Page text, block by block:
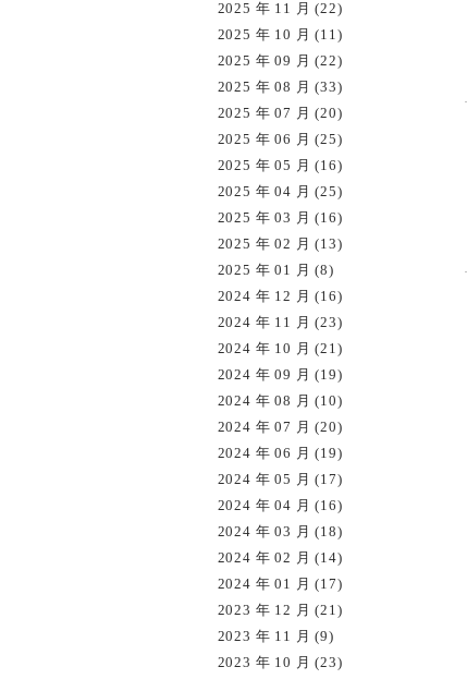
2025 年 11 月 (22)
2025 年 10 月 (11)
2025 年 09 月 (22)
2025 年 08 月 (33)
2025 年 07 月 (20)
2025 年 06 月 (25)
2025 年 05 月 (16)
2025 年 04 月 (25)
2025 年 03 月 (16)
2025 年 02 月 (13)
2025 年 01 月 (8)
2024 年 12 月 (16)
2024 年 11 月 (23)
2024 年 10 月 (21)
2024 年 09 月 (19)
2024 年 08 月 (10)
2024 年 07 月 (20)
2024 年 06 月 (19)
2024 年 05 月 (17)
2024 年 04 月 (16)
2024 年 03 月 (18)
2024 年 02 月 (14)
2024 年 01 月 (17)
2023 年 12 月 (21)
2023 年 11 月 (9)
2023 年 10 月 (23)